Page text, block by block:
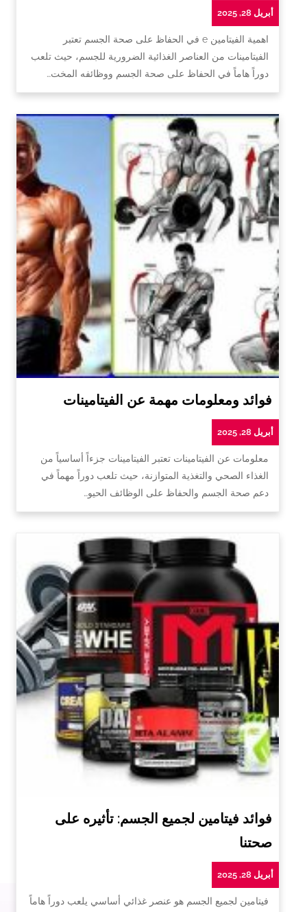
أبريل 28, 2025
اهمية الفيتامين e في الحفاظ على صحة الجسم تعتبر
الفيتامينات من العناصر الغذائية الضرورية للجسم، حيث تلعب
دوراً هاماً في الحفاظ على صحة الجسم ووظائفه المخت…
فوائد ومعلومات مهمة عن الفيتامينات
أبريل 28, 2025
معلومات عن الفيتامينات تعتبر الفيتامينات جزءاً أساسياً من
الغذاء الصحي والتغذية المتوازنة، حيث تلعب دوراً مهماً في
دعم صحة الجسم والحفاظ على الوظائف الحيو…
فوائد فيتامين لجميع الجسم: تأثيره على
صحتنا
أبريل 28, 2025
فيتامين لجميع الجسم هو عنصر غذائي أساسي يلعب دوراً هاماً